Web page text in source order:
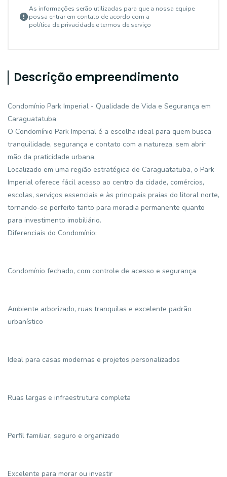
As informações serão utilizadas para que a nossa equipe
possa entrar em contato de acordo com a
política de privacidade e termos de serviço
Descrição empreendimento
Condomínio Park Imperial - Qualidade de Vida e Segurança em
Caraguatatuba
O Condomínio Park Imperial é a escolha ideal para quem busca
tranquilidade, segurança e contato com a natureza, sem abrir
mão da praticidade urbana.
Localizado em uma região estratégica de Caraguatatuba, o Park
Imperial oferece fácil acesso ao centro da cidade, comércios,
escolas, serviços essenciais e às principais praias do litoral norte,
tornando-se perfeito tanto para moradia permanente quanto
para investimento imobiliário.
Diferenciais do Condomínio:
Condomínio fechado, com controle de acesso e segurança
Ambiente arborizado, ruas tranquilas e excelente padrão
urbanístico
Ideal para casas modernas e projetos personalizados
Ruas largas e infraestrutura completa
Perfil familiar, seguro e organizado
Excelente para morar ou investir